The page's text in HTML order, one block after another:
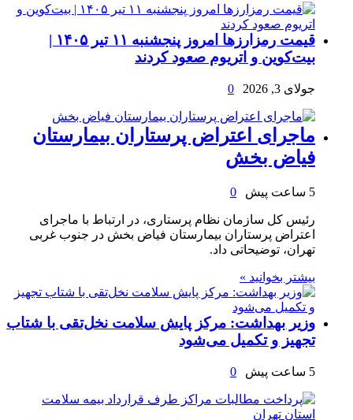
قیمت رمزارزها امروز پنجشنبه ۱۱ تیر ۱۴۰۵ |
بیت‌کوین و اتریوم صعود کردند
جولای 3, 2026 0
ماجرای اعتراض پرستاران بیمارستان
فیاض بخش
5 ساعت پیش 0
رئیس کل سازمان نظام پرستاری، در ارتباط با ماجرای
اعتراض پرستاران بیمارستان فیاض بخش در جنوب غربی
تهران، توضیحاتی داد.
بیشتر بخوانید »
وزیر بهداشت: مرکز پایش سلامت نخل‌تقی با شتاب
تجهیز و تکمیل می‌شود
5 ساعت پیش 0